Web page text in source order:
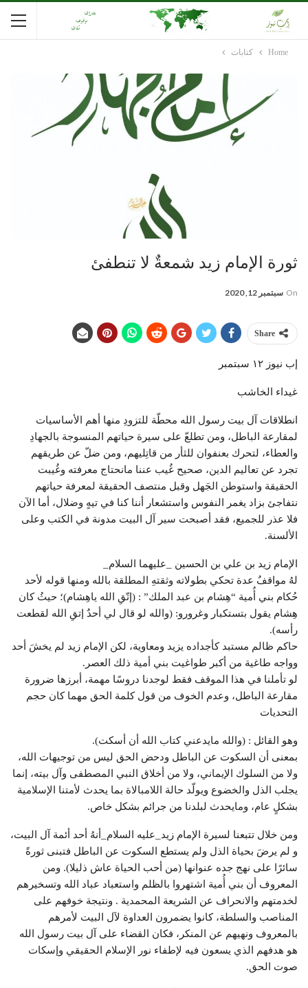
Home كتابات
ثورة الإمام زيد شمعةٌ لا تنطفئ
On سبتمبر 12, 2020
Share
إب نيوز ١٢ سبتمبر
غيداء الخاشب
انطلاقات آل بيت رسول الله محطّة للتزودِ منها أهم الأساسيات
لمقارعة الباطل، ومن تطلعّ على سيرة حياتهم المنسوجة بالجهادِ
والعطاء، لتحرك بعنفوان للثأر من قاتِليهم، ومن ضلّ عن طريقهم
تجرد عن تعاليم الدين، صحيح غُيب عننا مانحتاج معرفته وغُيبت
الحقيقة واستوطن الجَهل وقبل منتصف الحقيقة لمعرفة حياتهم
نتفاجئ بزاد يغمر النفوس واستشعار أننا كنا في تيهٍ وضلال، أما الآن
فلا عذر للجميع، فقد أصبحت سير آل البيت مدونة في الكتب وعلى
الألسنة.
الإمام زيد بن علي بن الحسين _عليهما السلام_
لهُ مواقفٌ عدة تحكي بطولاته وثقتهِ المطلقة بالله ومنها قوله لأحد
حُكام بني أُمية “هِشام بن عبد الملك” : (إتّقِ الله ياهِشام)؛ حيثُ كان
هِشام يقول بتستكبار وغرورو: (والله لو قال لي أحدٌ إتقِ الله لقطعت
رأسه).
حاكم ظالم مستبد كأجداده يزيد ومعاوية، لكن الإمام زيد لم يخشَ أحد
وواجه طاغية من أكبر طواغيت بني أمية ذلك العصر.
لو تأملنا في هذا الموقف فقط لوجدنا دروسًا مهمة، أبرزها ضرورة
مقارعة الباطل، وعدم الخوف من قول كلمة الحق مهما كان حجم
التحديات
وهو القائل : (والله مايدعني كتاب الله أن أسكت).
بمعنى أن السكوت عن الباطل ودحض الحق ليس من توجيهات الله،
ولا من السلوك الإيماني، ولا من أخلاق النبي المصطفى وآل بيته، إنما
يجلب الذل والخضوع ويولّد حالة اللامبالاة بما يحدث لأمتنا الإسلامية
بشكلٍ عام، ومايحدث لبلدنا من جرائم بشكل خاص.
ومن خلال تتبعنا لسيرة الإمام زيد_عليه السلام_أنهُ أحد أئمة آل البيت،
و لم يرضَ بحياة الذل ولم يستطع السكوت عن الباطل فتبنى ثورةً
سائرًا على نهج جده عنوانها (من أحب الحياة عاش ذليلا). ومن
المعروف أن بني أُمية اشتهروا بالظلم واستعباد عباد الله وتسخيرهم
لخدمتهم والانحراف عن الشريعة المحمدية . ونتيجة خوفهم على
المناصب والسلطة، كانوا يضمرون العداوة لآل البيت لأمرهم
بالمعروف ونهيهم عن المنكر، فكان القضاء على آل بيت رسول الله
هو هدفهم الذي يسعون فيه لإطفاء نور الإسلام الحقيقي وإسكات
صوت الحق.